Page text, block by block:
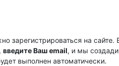
недействительного заказа
счета. Платежная
зарегистрироваться на сайте.
введите Ваш email, и мы
выполнен автоматически.